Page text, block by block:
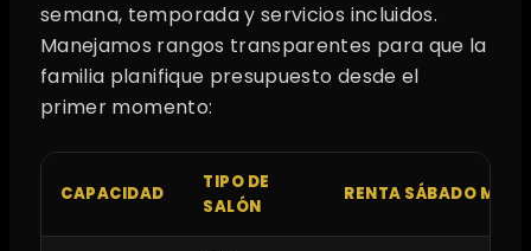
semana, temporada y servicios incluidos.
Manejamos rangos transparentes para que la
familia planifique presupuesto desde el
primer momento:
CAPACIDAD
TIPO DE
SALÓN
RENTA SÁBADO MXN